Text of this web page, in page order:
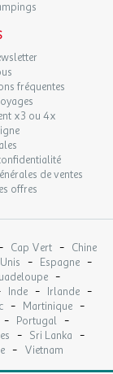
fréquentes
x3 ou 4x
de ventes
offres
Cap Vert - Chine
- Espagne -
-
Inde - Irlande -
- Martinique -
- Portugal -
- Sri Lanka -
- Vietnam